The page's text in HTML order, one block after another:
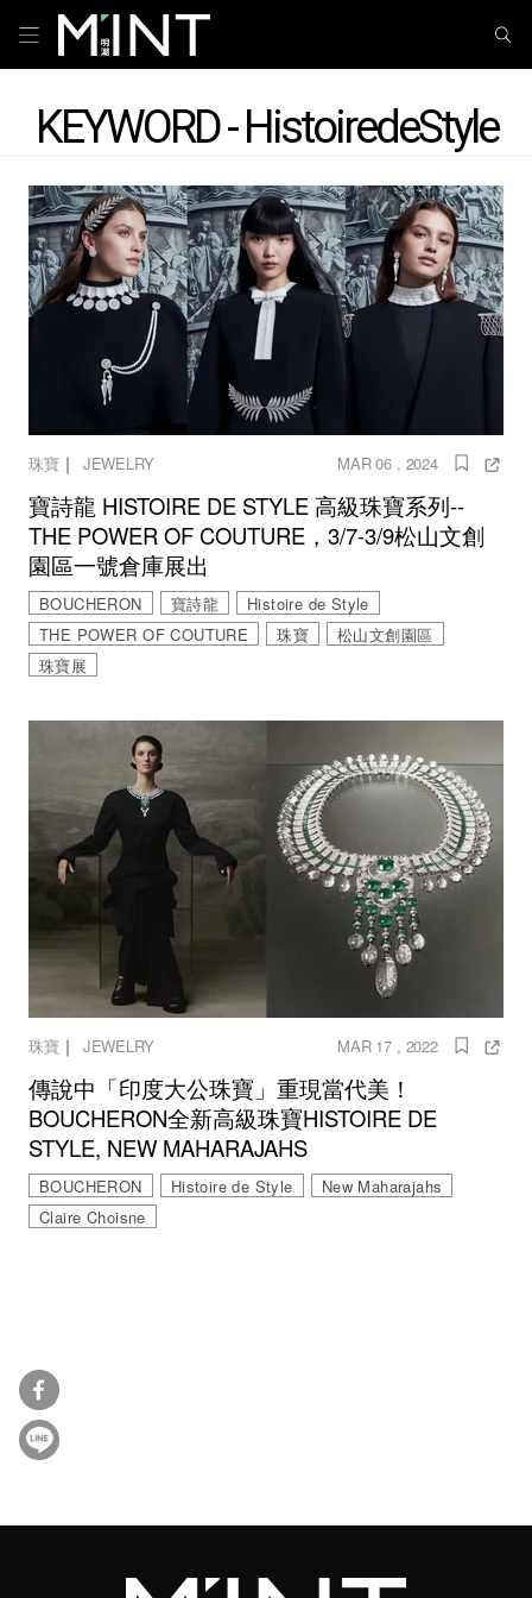
KEYWORD - HistoiredeStyle
珠寶｜ JEWELRY MAR 06 , 2024
寶詩龍 HISTOIRE DE STYLE 高級珠寶系列--
THE POWER OF COUTURE，3/7-3/9松山文創
園區一號倉庫展出
BOUCHERON 寶詩龍
Histoire de Style
THE POWER OF COUTURE
珠寶
松山文創園區
珠寶展
珠寶｜ JEWELRY MAR 17 , 2022
傳說中「印度大公珠寶」重現當代美！
BOUCHERON全新高級珠寶HISTOIRE DE
STYLE, NEW MAHARAJAHS
BOUCHERON Histoire de Style
New Maharajahs
Claire Choisne